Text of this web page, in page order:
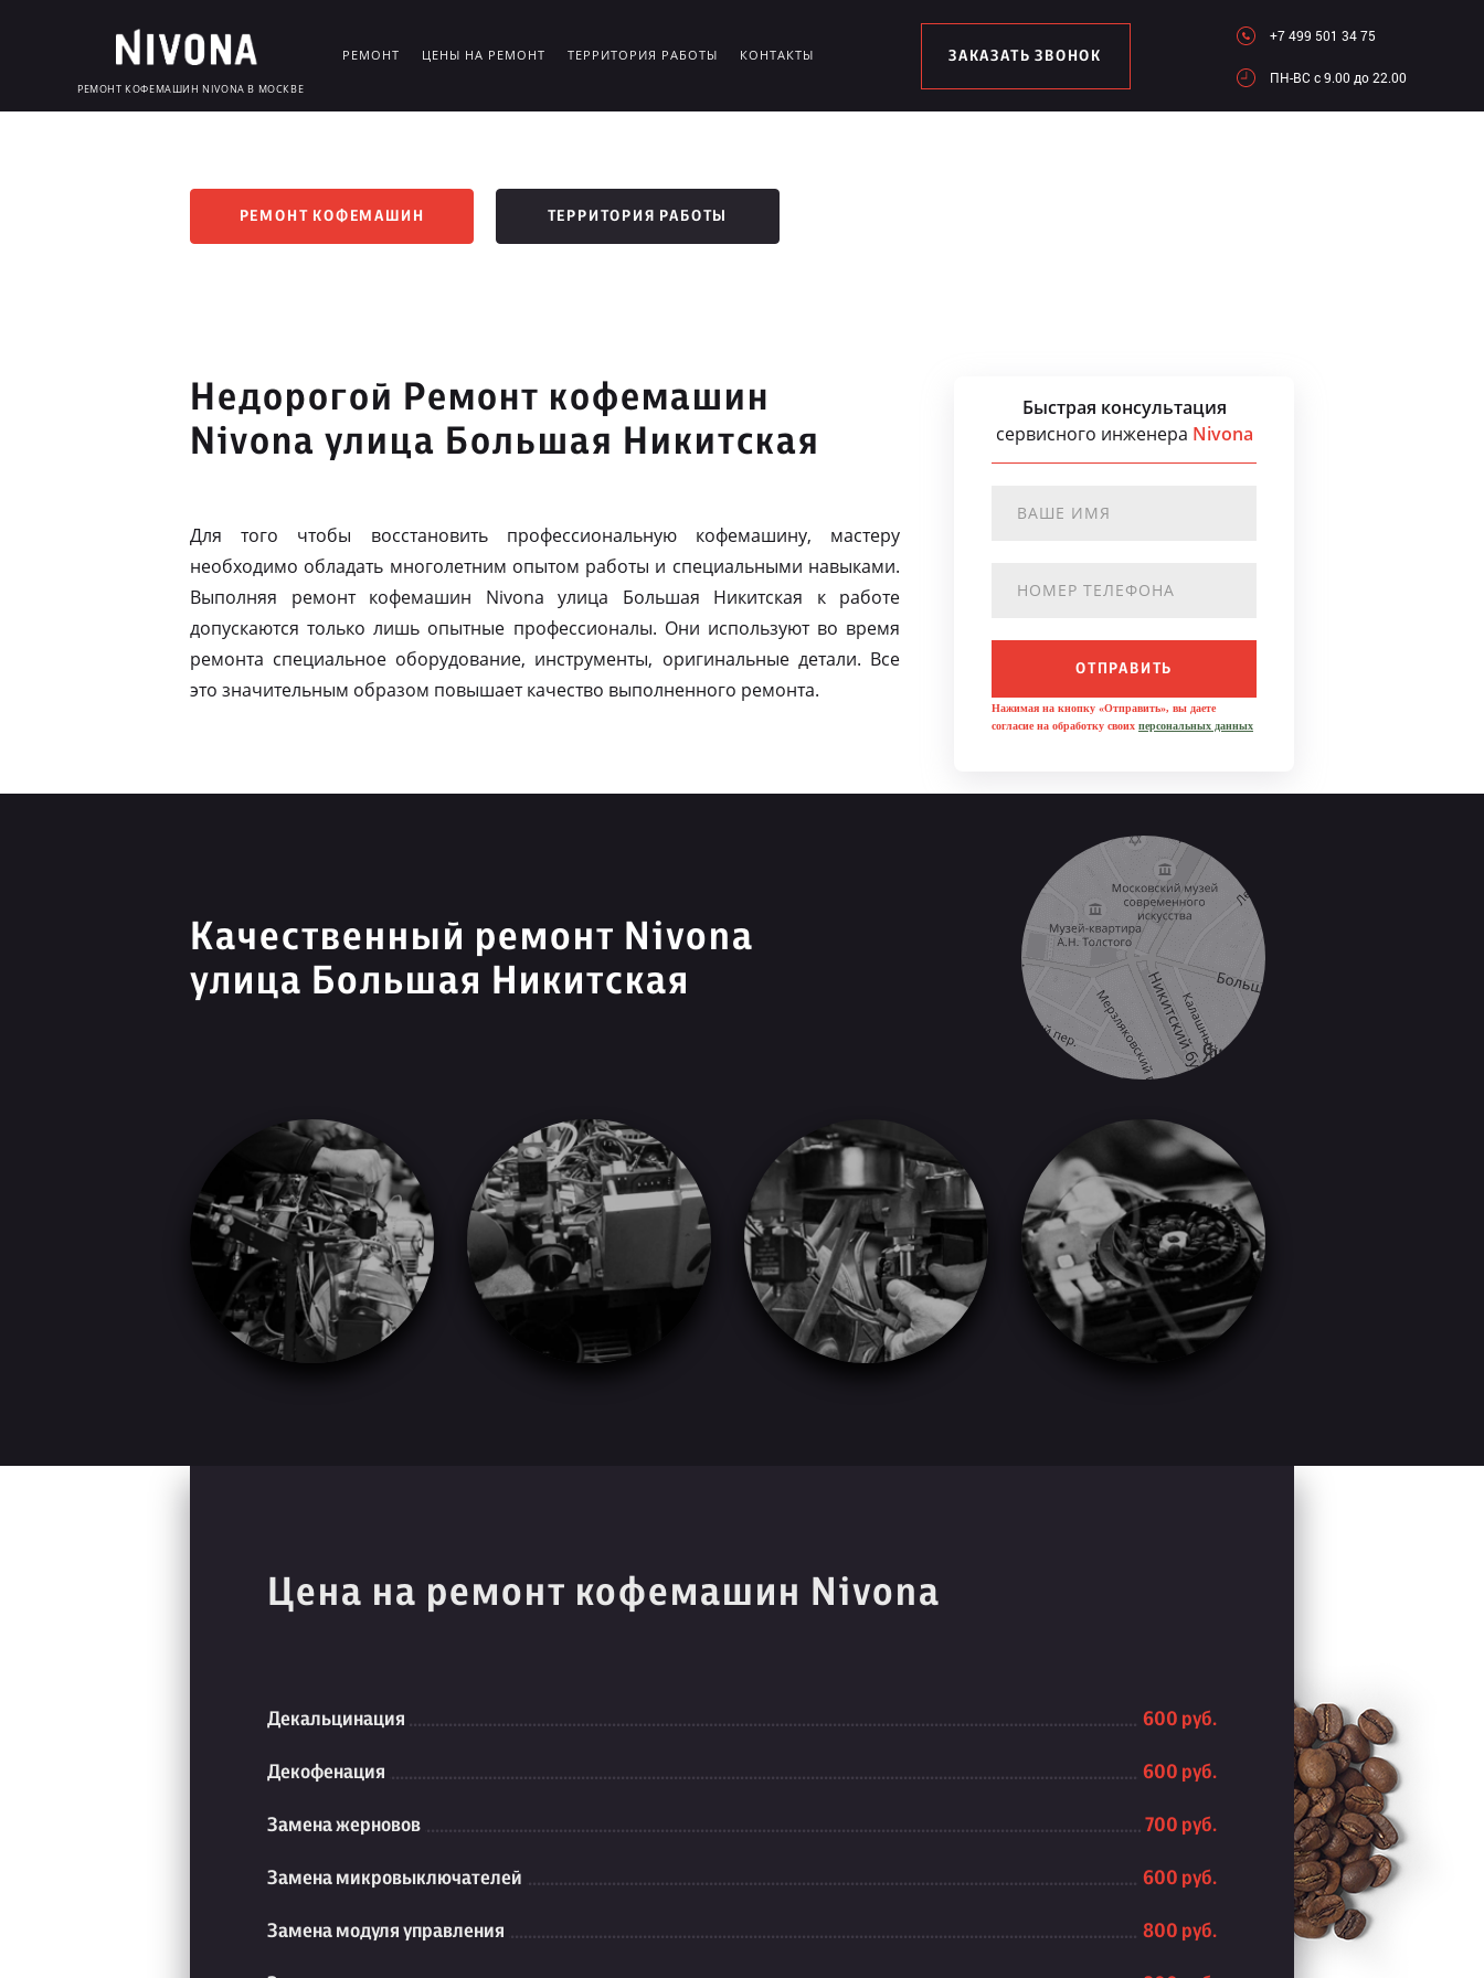
РЕМОНТ КОФЕМАШИН NIVONA В МОСКВЕ
РЕМОНТ ЦЕНЫ НА РЕМОНТ ТЕРРИТОРИЯ РАБОТЫ КОНТАКТЫ ЗАКАЗАТЬ ЗВОНОК
+7 499 501 34 75
ПН-ВC c 9.00 до 22.00
РЕМОНТ КОФЕМАШИН ТЕРРИТОРИЯ РАБОТЫ
Недорогой Ремонт кофемашин
Nivona улица Большая Никитская
Для того чтобы восстановить профессиональную кофемашину, мастеру
необходимо обладать многолетним опытом работы и специальными навыками.
Выполняя ремонт кофемашин Nivona улица Большая Никитская к работе
допускаются только лишь опытные профессионалы. Они используют во время
ремонта специальное оборудование, инструменты, оригинальные детали. Все
это значительным образом повышает качество выполненного ремонта.
Быстрая консультация
сервисного инженера Nivona
ОТПРАВИТЬ
Нажимая на кнопку «Отправить», вы даете
согласие на обработку своих персональных данных
Качественный ремонт Nivona
улица Большая Никитская
Цена на ремонт кофемашин Nivona
Декальцинация 600 руб.
Декофенация 600 руб.
Замена жерновов 700 руб.
Замена микровыключателей 600 руб.
Замена модуля управления 800 руб.